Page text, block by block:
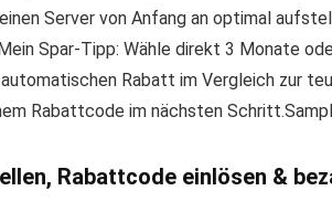
Server von Anfang an optimal
Spar-Tipp: Wähle direkt 3 Monate
Rabatt im Vergleich zur
Rabattcode im nächsten
Rabattcode einlösen &